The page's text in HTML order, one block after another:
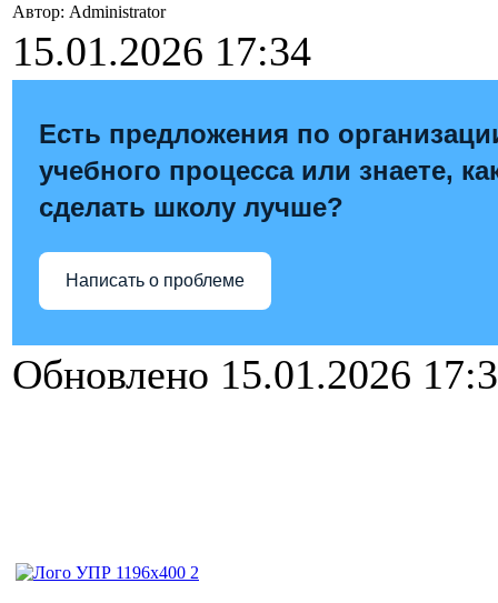
Автор: Administrator
15.01.2026 17:34
Есть предложения по
учебного процесса или знаете,
сделать школу лучше?
Написать о проблеме
Обновлено 15.01.2026